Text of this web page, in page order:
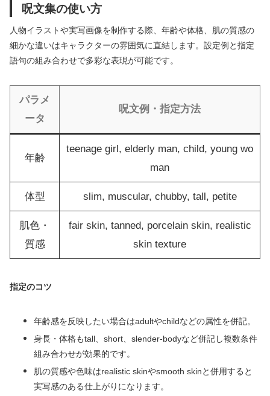
呪文集の使い方
人物イラストや実写画像を制作する際、年齢や体格、肌の質感の
細かな違いはキャラクターの雰囲気に直結します。設定例と指定
語句の組み合わせで多彩な表現が可能です。
パラメ
ータ
呪文例・指定方法
年齢
teenage girl, elderly man, child, young wo
man
体型 slim, muscular, chubby, tall, petite
肌色・
質感
fair skin, tanned, porcelain skin, realistic
skin texture
指定のコツ
年齢感を反映したい場合はadultやchildなどの属性を併記。
身長・体格もtall、short、slender-bodyなど併記し複数条件
組み合わせが効果的です。
肌の質感や色味はrealistic skinやsmooth skinと併用すると
実写感のある仕上がりになります。